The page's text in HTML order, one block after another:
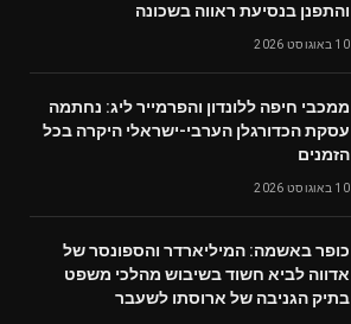
והתפנן בנסיעת ראווה בשכונה
10 באוגוסט 2026
ממכבי חיפה ללונדון והפרמייר ליג: נחתמה
עסקת הכדורגלן הערבי-ישראלי היקרה בכל
הזמנים
10 באוגוסט 2026
כופר באשמה: המיליארדר והספונסר של
אדווה לביא חשוד בשיבוש מהלכי משפט
בתיק הגניבה של ארוסתו לשעבר